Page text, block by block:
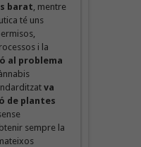
barat , mentre
té uns
i la
al problema
va
de plantes
sempre la